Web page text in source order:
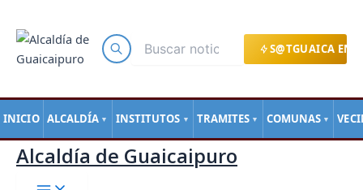
S@TGUAICA EN
INICIO ALCALDÍA ▼ INSTITUTOS ▼ TRAMITES ▼ COMUNAS ▼
contenido
Alcaldía de Guaicaipuro
de
entradas